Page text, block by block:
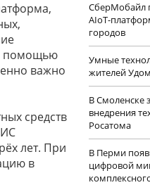
помощью
важно
средств
лет. При
в
СберМобайл
AIoT-
городов
Умные
жителей
В Смоленске
внедрения
Росатома
В Перми
цифровой